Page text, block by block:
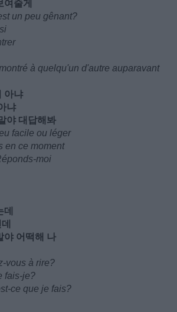
줄게
un peu gênant?
à quelqu'un d'autre auparavant
아냐
냐
야 대답해봐
facile ou léger
en ce moment
moi
야 어떡해 나
vous à rire?
fais-je?
ce que je fais?